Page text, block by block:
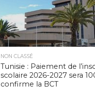
NON CLASSÉ
Tunisie : Paiement de
scolaire 2026-2027 sera
confirme la BCT